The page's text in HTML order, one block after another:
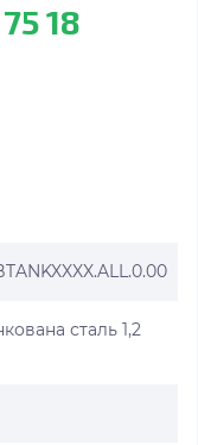
18
сталь 1,2